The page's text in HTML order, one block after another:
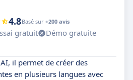
4.8Basé sur +200 avis
gratuit
Démo gratuite
il permet de créer des
en plusieurs langues avec